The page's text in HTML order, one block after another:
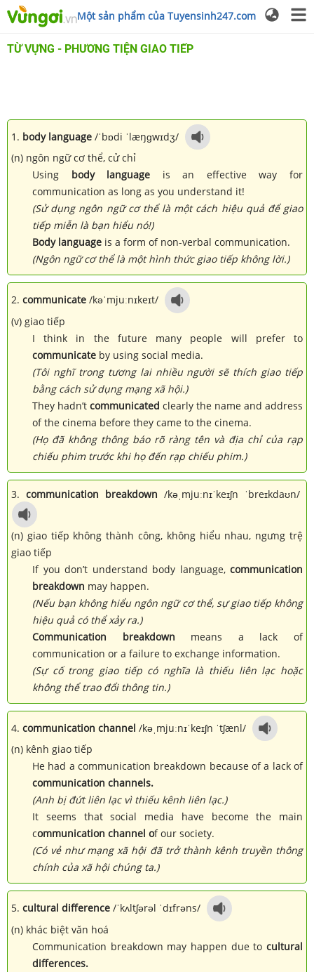
Một sản phẩm của Tuyensinh247.com
TỪ VỰNG - PHƯƠNG TIỆN GIAO TIẾP
1. body language /ˈbɒdi ˈlæŋɡwɪdʒ/
(n) ngôn ngữ cơ thể, cử chỉ
Using body language is an effective way for
communication as long as you understand it!
(Sử dụng ngôn ngữ cơ thể là một cách hiệu quả để giao
tiếp miễn là bạn hiểu nó!)
Body language is a form of non-verbal communication.
(Ngôn ngữ cơ thể là một hình thức giao tiếp không lời.)
2. communicate /kəˈmjuːnɪkeɪt/
(v) giao tiếp
I think in the future many people will prefer to
communicate by using social media.
(Tôi nghĩ trong tương lai nhiều người sẽ thích giao tiếp
bằng cách sử dụng mạng xã hội.)
They hadn’t communicated clearly the name and address
of the cinema before they came to the cinema.
(Họ đã không thông báo rõ ràng tên và địa chỉ của rạp
chiếu phim trước khi họ đến rạp chiếu phim.)
3. communication breakdown /kəˌmjuːnɪˈkeɪʃn ˈbreɪkdaʊn/
(n) giao tiếp không thành công, không hiểu nhau, ngưng trệ
giao tiếp
If you don’t understand body language, communication
breakdown may happen.
(Nếu bạn không hiểu ngôn ngữ cơ thể, sự giao tiếp không
hiệu quả có thể xảy ra.)
Communication breakdown means a lack of
communication or a failure to exchange information.
(Sự cố trong giao tiếp có nghĩa là thiếu liên lạc hoặc
không thể trao đổi thông tin.)
4. communication channel /kəˌmjuːnɪˈkeɪʃn ˈtʃænl/
(n) kênh giao tiếp
He had a communication breakdown because of a lack of
communication channels.
(Anh bị đứt liên lạc vì thiếu kênh liên lạc.)
It seems that social media have become the main
communication channel of our society.
(Có vẻ như mạng xã hội đã trở thành kênh truyền thông
chính của xã hội chúng ta.)
5. cultural difference /ˈkʌltʃərəl ˈdɪfrəns/
(n) khác biệt văn hoá
Communication breakdown may happen due to cultural
differences.